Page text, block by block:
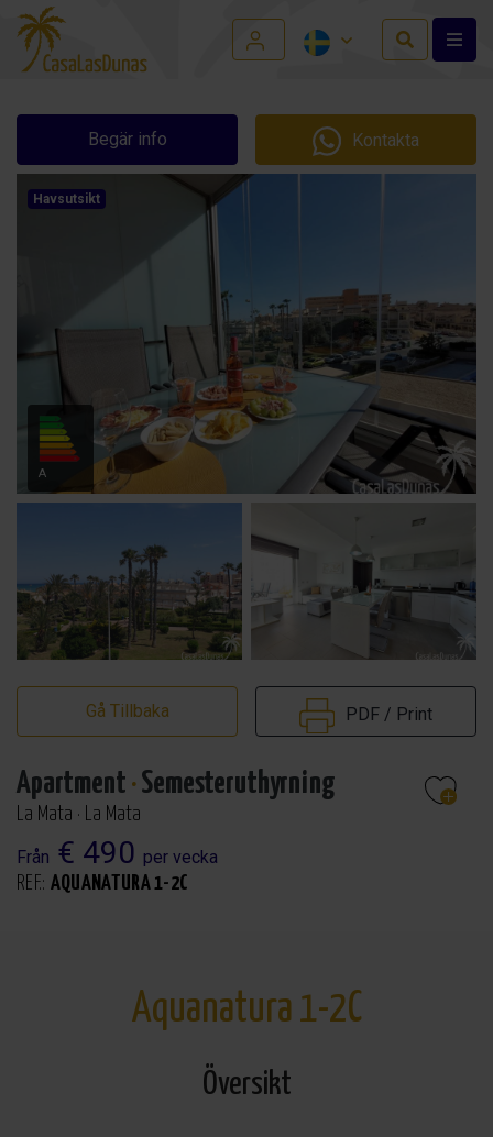
Begär info Kontakta
Havsutsikt
A
Gå Tillbaka PDF / Print
Apartment ·Semesteruthyrning
La Mata · La Mata
Från € 490 per vecka
REF.: AQUANATURA 1-2C
Aquanatura 1-2C
Översikt